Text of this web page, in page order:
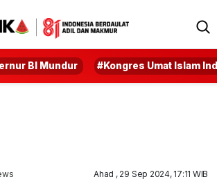
BI Mundur #Kongres Umat Islam
Ahad , 29 Sep 2024, 17:11 WIB